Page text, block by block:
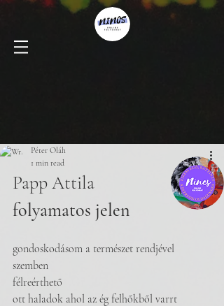
Péter Oláh
1 min read
Papp Attila
folyamatos jelen
gondoskodásom a természet rendjével
szemben
félreérthető
ott haladok ahol az ég felhőkből varrt